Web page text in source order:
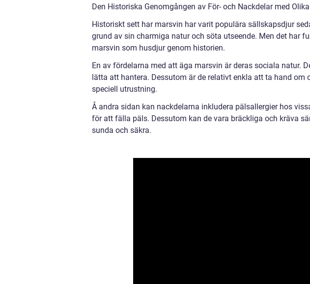
Den Historiska Genomgången av För- och Nackdelar med
Historiskt sett har marsvin har varit populära sällskapsdjur
grund av sin charmiga natur och söta utseende. Men det har
marsvin som husdjur genom historien.
En av fördelarna med att äga marsvin är deras sociala natur.
lätta att hantera. Dessutom är de relativt enkla att ta hand om
speciell utrustning.
Å andra sidan kan nackdelarna inkludera pälsallergier hos
för att fälla päls. Dessutom kan de vara bräckliga och kräva
sunda och säkra.